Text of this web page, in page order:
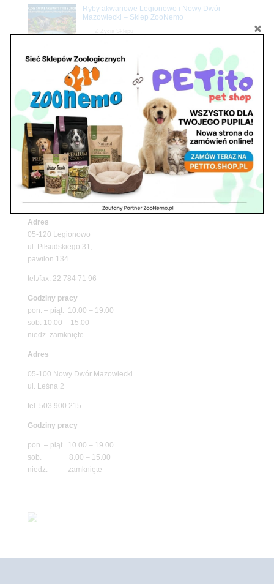
Ryby akwariowe Legionowo i Nowy Dwór
Mazowiecki – Sklep ZooNemo
Z Życia Sklepu
Stwórz podwodne arcydzieło: Najpiękniejsze
rośliny akwariowe w ZooNemo – Legionowo i
Nowy Dwór Mazowiecki
Upały wracają! Zadbaj o komfort swojego pupila
z matami chłodzącymi ZooNemo
Z Życia Sklepu
Petito Pet Shop – Internetowy Sklep Zoologiczny
Online! Wszystko Dla Twojego Pupila | ZooNemo
Znajdź nas
Adres
05-120 Legionowo
ul. Piłsudskiego 31,
pawilon 134
tel./fax. 22 784 71 96
Godziny pracy
pon. – piąt. 10.00 – 19.00
sob. 10.00 – 15.00
niedz. zamknięte
Adres
05-100 Nowy Dwór Mazowiecki
ul. Leśna 2
tel. 503 900 215
Godziny pracy
pon. – piąt. 10.00 – 19.00
sob. 8.00 – 15.00
niedz. zamknięte